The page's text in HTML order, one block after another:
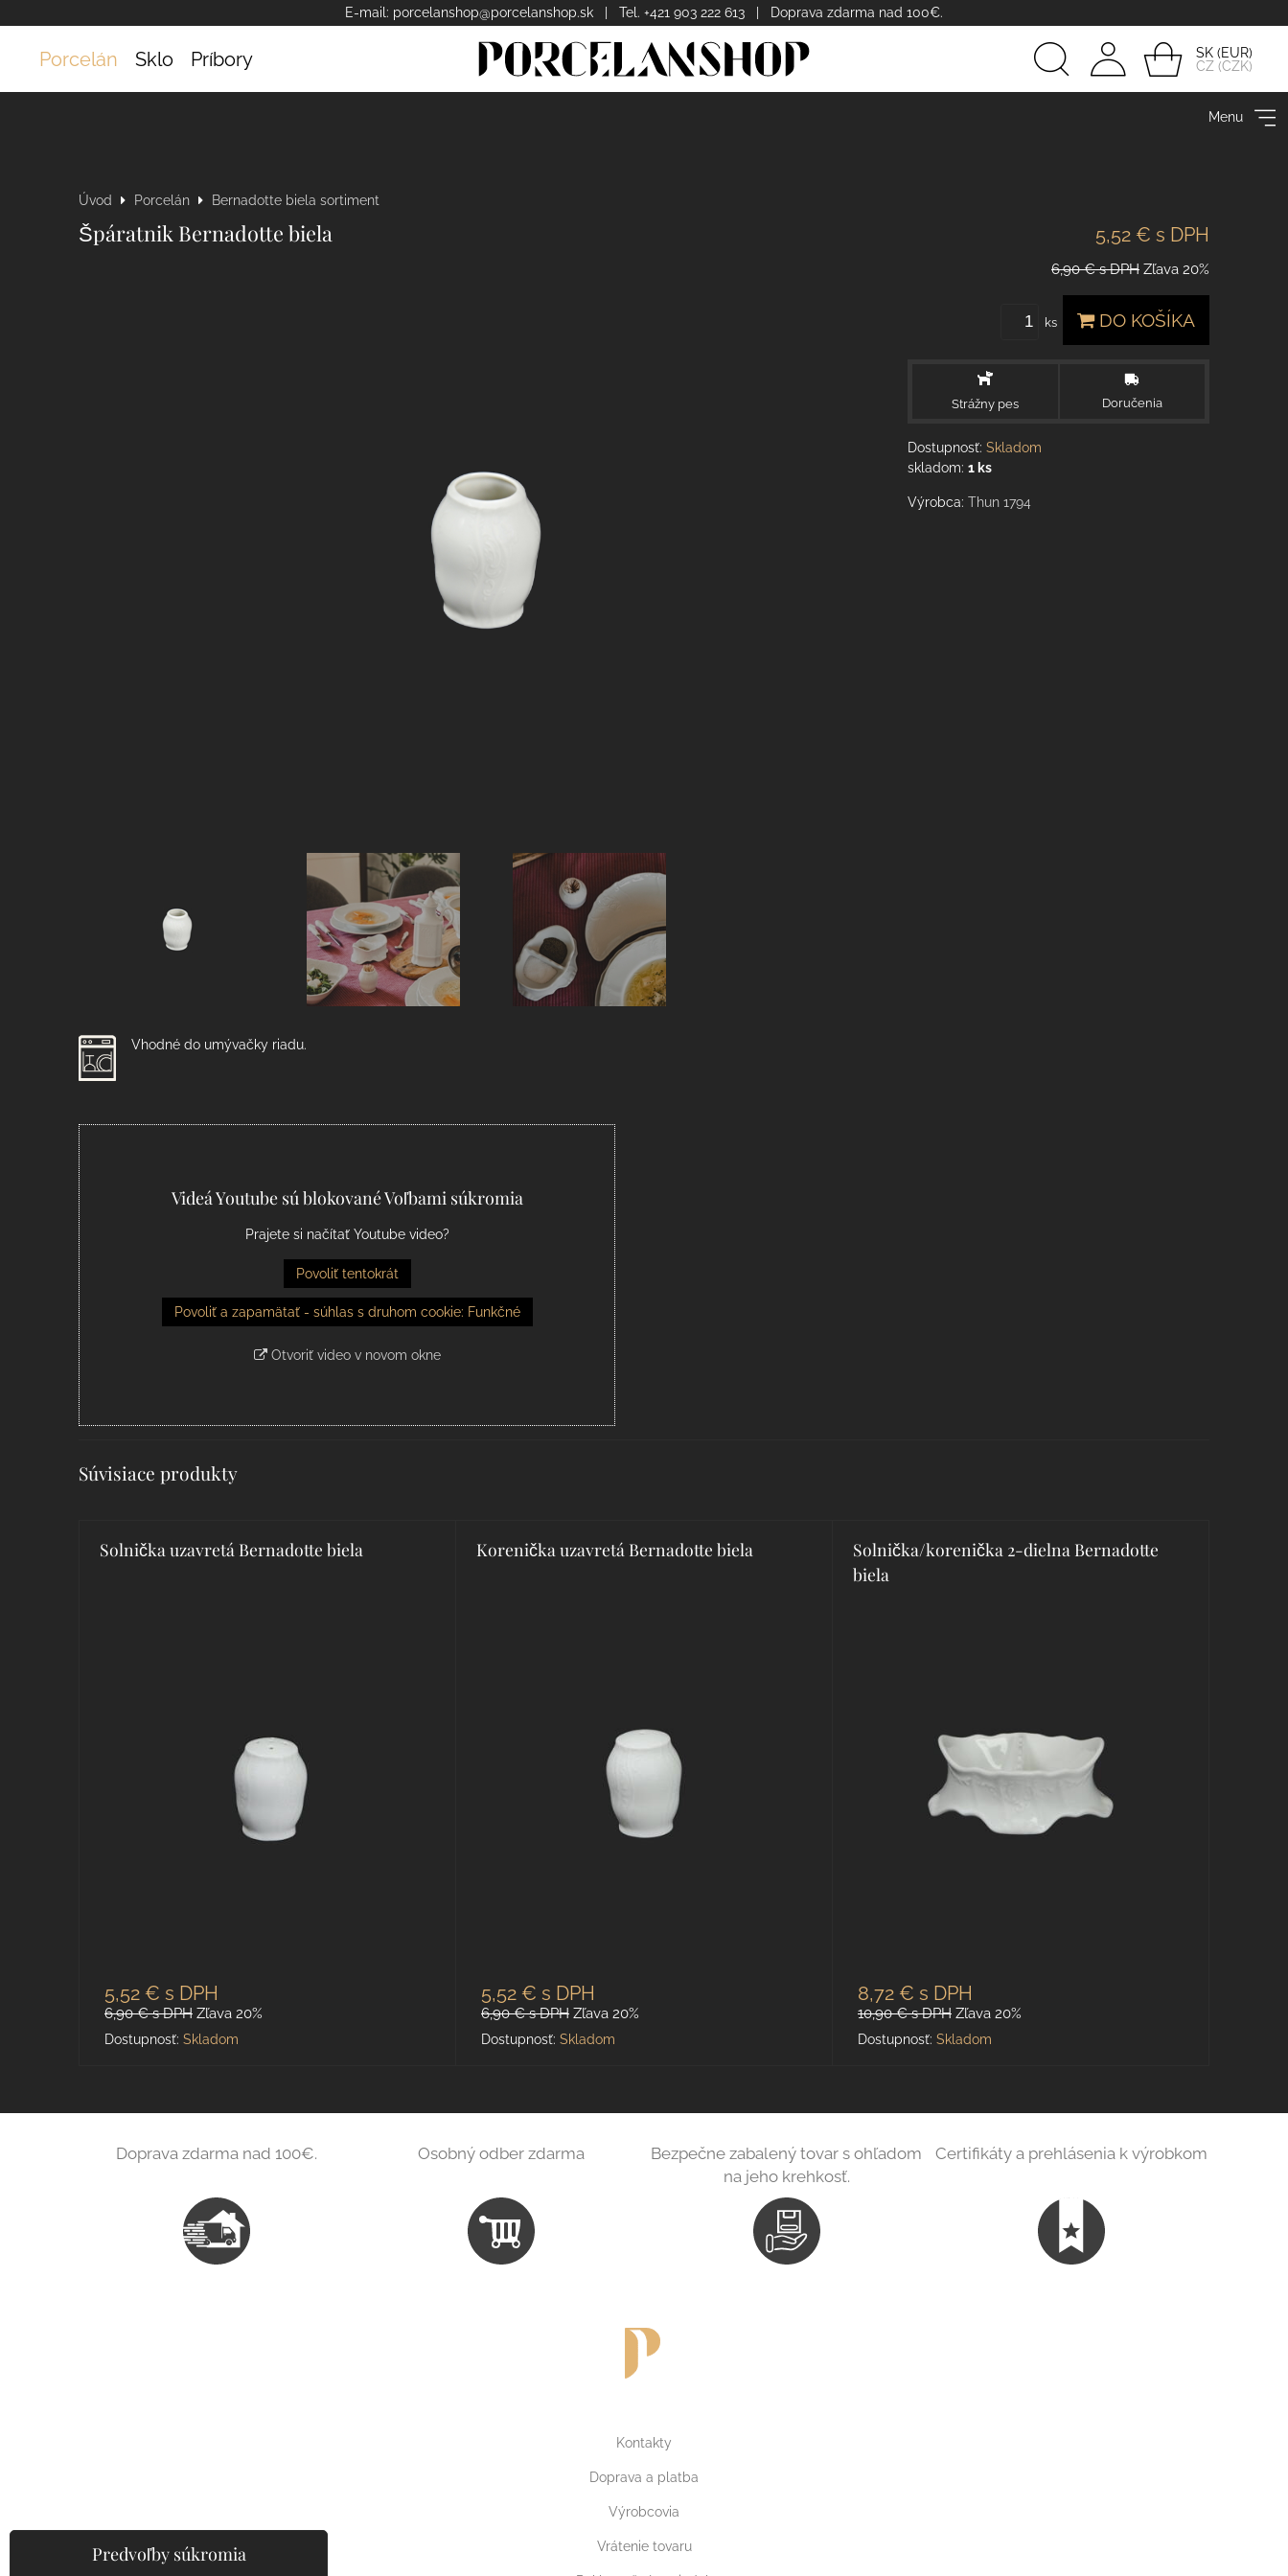
E-mail: porcelanshop@porcelanshop.sk | Tel. +421 903 222 613 | Doprava zdarma nad 100€.
Prihlásiť
SK
CZ
Porcelán Sklo Príbory
Menu
Úvod Porcelán Bernadotte biela sortiment
Špáratnik Bernadotte biela 5,52 € s DPH
6,90 € s DPH Zľava 20%
ks DO KOŠÍKA
Strážny pes Doručenia
Dostupnosť: Skladom
skladom: 1 ks
Výrobca: Thun 1794
Vhodné do umývačky riadu.
Videá Youtube sú blokované Voľbami súkromia
Prajete si načítať Youtube video?
Povoliť tentokrát
Povoliť a zapamätať - súhlas s druhom cookie: Funkčné
Otvoriť video v novom okne
Súvisiace produkty
Solnička uzavretá Bernadotte biela
5,52 € s DPH
6,90 €s DPH Zľava 20%
Dostupnosť: Skladom
Korenička uzavretá Bernadotte biela
5,52 € s DPH
6,90 €s DPH Zľava 20%
Dostupnosť: Skladom
Solnička/korenička 2-dielna Bernadotte
biela
8,72 € s DPH
10,90 €s DPH Zľava 20%
Dostupnosť: Skladom
Doprava zdarma nad 100€. Osobný odber zdarma
Bezpečne zabalený tovar s ohľadom
na jeho krehkosť.
Certifikáty a prehlásenia k výrobkom
Kontakty
Doprava a platba
Výrobcovia
Vrátenie tovaru
Predvoľby súkromia